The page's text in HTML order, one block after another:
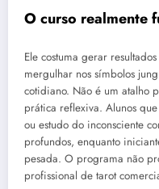
O curso realmente
Ele costuma gerar
mergulhar nos símbolos
cotidiano. Não é um atalho
prática reflexiva. Alunos
ou estudo do inconsciente
profundos, enquanto
pesada. O programa não
profissional de tarot